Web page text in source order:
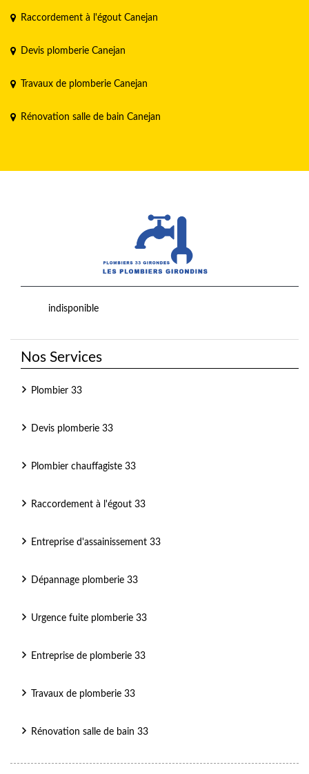
Raccordement à l'égout Canejan
Devis plomberie Canejan
Travaux de plomberie Canejan
Rénovation salle de bain Canejan
indisponible
Nos Services
Plombier 33
Devis plomberie 33
Plombier chauffagiste 33
Raccordement à l'égout 33
Entreprise d'assainissement 33
Dépannage plomberie 33
Urgence fuite plomberie 33
Entreprise de plomberie 33
Travaux de plomberie 33
Rénovation salle de bain 33